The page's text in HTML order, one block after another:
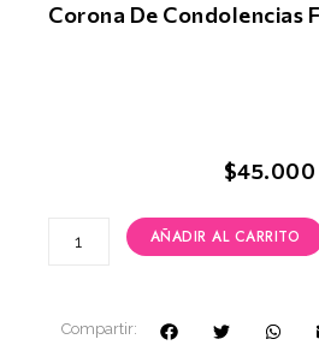
Corona De Condolencias
$45.000
Blancas
AÑADIR AL CARRITO
Compartir: